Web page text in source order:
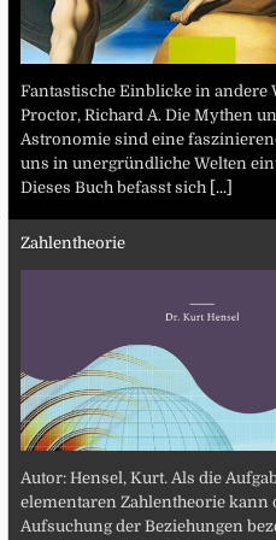
Fantastische Einblicke in andere
Proctor, Richard A. Die Mythen
Astronomie sind eine
uns in unergründliche Welten
Dieses Buch befasst sich [...]
Zahlentheorie
Autor: Hensel, Kurt. Als die
elementaren Zahlentheorie kann
Aufsuchung der Beziehungen